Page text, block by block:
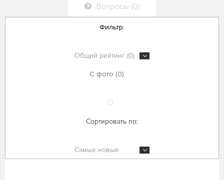
Вопросы (0)
Фильтр:
Общий рейтинг (0)
С фото (0)
Сортировать по:
Самые новые